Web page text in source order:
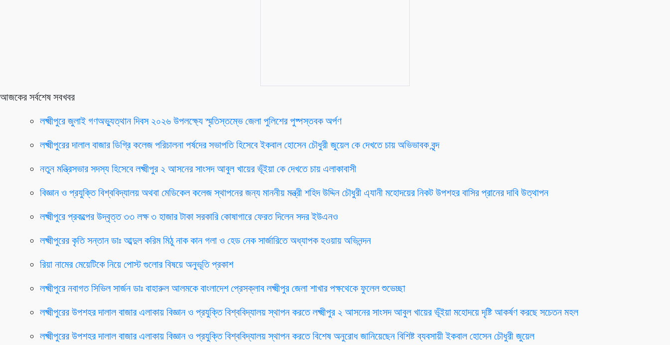
আজকের সর্বশেষ সবখবর
লক্ষ্মীপুরে জুলাই গণঅভ্যুত্থান দিবস ২০২৬ উপলক্ষ্যে স্মৃতিস্তম্ভে জেলা পুলিশের পুষ্পস্তবক অর্পণ
লক্ষ্মীপুরের দালাল বাজার ডিগ্রি কলেজ পরিচালনা পর্ষদের সভাপতি হিসেবে ইকবাল হোসেন চৌধুরী জুয়েল কে দেখতে চায় অভিভাবক বৃন্দ
নতুন মন্ত্রিসভার সদস্য হিসেবে লক্ষ্মীপুর ২ আসনের সাংসদ আবুল খায়ের ভূঁইয়া কে দেখতে চায় এলাকাবাসী
বিজ্ঞান ও প্রযুক্তি বিশ্ববিদ্যালয় অথবা মেডিকেল কলেজ স্থাপনের জন্য মাননীয় মন্ত্রী শহিদ উদ্দিন চৌধুরী এ্যানী মহোদয়ের নিকট উপশহর বাসির প্রানের দাবি উত্থাপন
লক্ষ্মীপুরে প্রকল্পের উদ্বৃত্ত ৩৩ লক্ষ ৩ হাজার টাকা সরকারি কোষাগারে ফেরত দিলেন সদর ইউএনও
লক্ষ্মীপুরের কৃতি সন্তান ডাঃ আব্দুল করিম মিঠু নাক কান গলা ও হেড নেক সার্জারিতে অধ্যাপক হওয়ায় অভিনন্দন
রিয়া নামের মেয়েটিকে নিয়ে পোস্ট গুলোর বিষয়ে অনুভূতি প্রকাশ
লক্ষ্মীপুরে নবাগত সিভিল সার্জন ডাঃ বাহারুল আলমকে বাংলাদেশ প্রেসক্লাব লক্ষ্মীপুর জেলা শাখার পক্ষথেকে ফুলেল শুভেচ্ছা
লক্ষ্মীপুরের উপশহর দালাল বাজার এলাকায় বিজ্ঞান ও প্রযুক্তি বিশ্ববিদ্যালয় স্থাপন করতে লক্ষ্মীপুর ২ আসনের সাংসদ আবুল খায়ের ভূঁইয়া মহোদয়ে দৃষ্টি আকর্ষণ করছে সচেতন মহল
লক্ষ্মীপুরের উপশহর দালাল বাজার এলাকায় বিজ্ঞান ও প্রযুক্তি বিশ্ববিদ্যালয় স্থাপন করতে বিশেষ অনুরোধ জানিয়েছেন বিশিষ্ট ব্যবসায়ী ইকবাল হোসেন চৌধুরী জুয়েল